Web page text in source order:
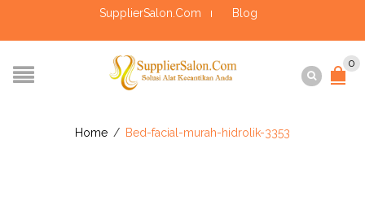
SupplierSalon.Com Blog
0
Home / Bed-facial-murah-hidrolik-3353